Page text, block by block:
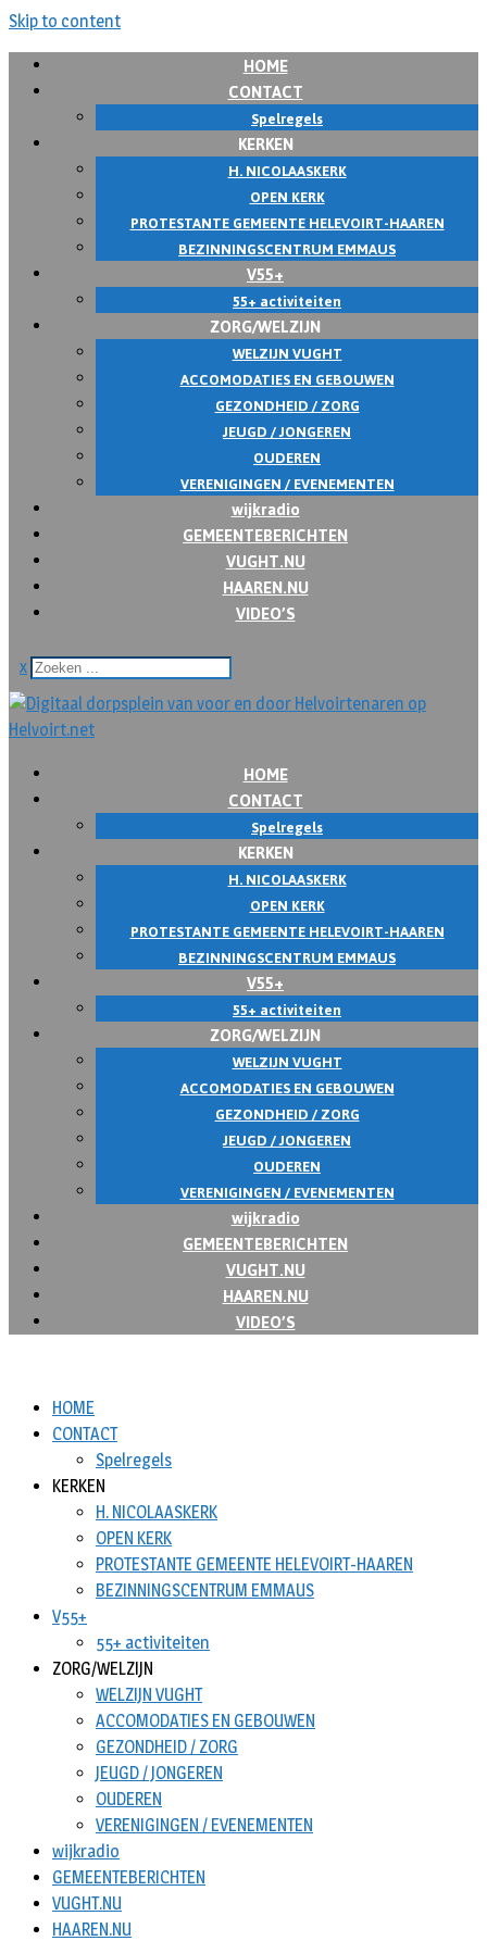
Skip to content
HOME
CONTACT
Spelregels
KERKEN
H. NICOLAASKERK
OPEN KERK
PROTESTANTE GEMEENTE HELEVOIRT-HAAREN
BEZINNINGSCENTRUM EMMAUS
V55+
55+ activiteiten
ZORG/WELZIJN
WELZIJN VUGHT
ACCOMODATIES EN GEBOUWEN
GEZONDHEID / ZORG
JEUGD / JONGEREN
OUDEREN
VERENIGINGEN / EVENEMENTEN
wijkradio
GEMEENTEBERICHTEN
VUGHT.NU
HAAREN.NU
VIDEO’S
x
HOME
CONTACT
Spelregels
KERKEN
H. NICOLAASKERK
OPEN KERK
PROTESTANTE GEMEENTE HELEVOIRT-HAAREN
BEZINNINGSCENTRUM EMMAUS
V55+
55+ activiteiten
ZORG/WELZIJN
WELZIJN VUGHT
ACCOMODATIES EN GEBOUWEN
GEZONDHEID / ZORG
JEUGD / JONGEREN
OUDEREN
VERENIGINGEN / EVENEMENTEN
wijkradio
GEMEENTEBERICHTEN
VUGHT.NU
HAAREN.NU
VIDEO’S
HOME
CONTACT
Spelregels
KERKEN
H. NICOLAASKERK
OPEN KERK
PROTESTANTE GEMEENTE HELEVOIRT-HAAREN
BEZINNINGSCENTRUM EMMAUS
V55+
55+ activiteiten
ZORG/WELZIJN
WELZIJN VUGHT
ACCOMODATIES EN GEBOUWEN
GEZONDHEID / ZORG
JEUGD / JONGEREN
OUDEREN
VERENIGINGEN / EVENEMENTEN
wijkradio
GEMEENTEBERICHTEN
VUGHT.NU
HAAREN.NU